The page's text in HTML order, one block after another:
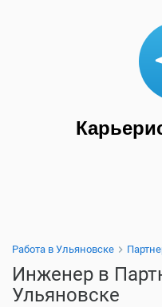
Работа в Ульяновске
Инженер в
Ульяновске